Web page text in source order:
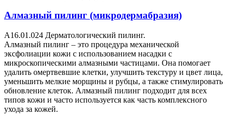
Алмазный пилинг (микродермабразия)
A16.01.024 Дерматологический пилинг.
Алмазный пилинг – это процедура механической
эксфолиации кожи с использованием насадки с
микроскопическими алмазными частицами. Она помогает
удалить омертвевшие клетки, улучшить текстуру и цвет лица,
уменьшить мелкие морщины и рубцы, а также стимулировать
обновление клеток. Алмазный пилинг подходит для всех
типов кожи и часто используется как часть комплексного
ухода за кожей.